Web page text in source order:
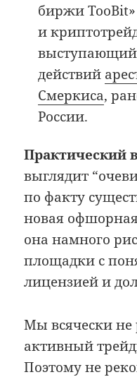
биржи TooBit»
и
действий
Смеркиса,
России.
Практический
выглядит
по факту
новая
она намного
площадки с
лицензией и
Мы всячески
активный
Поэтому не